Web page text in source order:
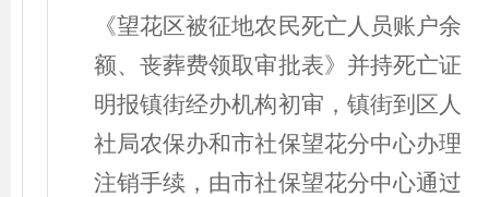
《望花区被征地农民死亡人员账户余
额、丧葬费领取审批表》并持死亡证
明报镇街经办机构初审，镇街到区人
社局农保办和市社保望花分中心办理
注销手续，由市社保望花分中心通过